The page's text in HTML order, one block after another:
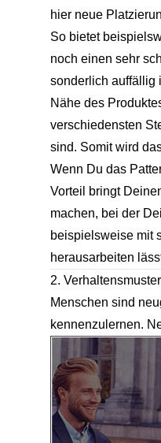
hier neue
So bietet
noch einen sehr
sonderlich auffällig
Nähe des
verschiedensten
sind. Somit wird
Wenn Du das
Vorteil bringt
machen, bei der
beispielsweise mit
herausarbeiten
2.
Menschen sind
kennenzulernen.